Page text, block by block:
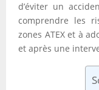
d’éviter un
comprendre les
zones ATEX et à
et après une